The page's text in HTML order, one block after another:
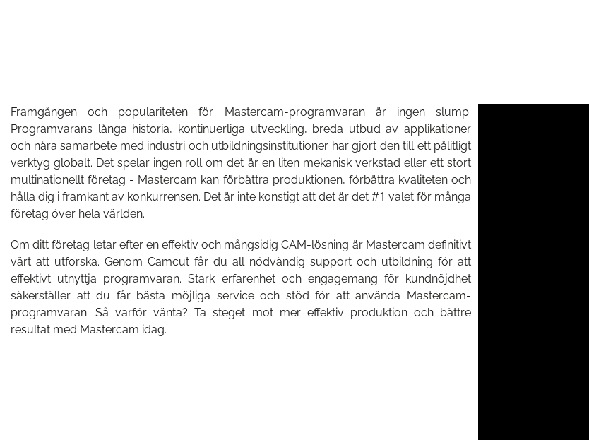
Framgången och populariteten för Mastercam-programvaran är ingen slump.
Programvarans långa historia, kontinuerliga utveckling, breda utbud av applikationer
och nära samarbete med industri och utbildningsinstitutioner har gjort den till ett pålitligt
verktyg globalt. Det spelar ingen roll om det är en liten mekanisk verkstad eller ett stort
multinationellt företag - Mastercam kan förbättra produktionen, förbättra kvaliteten och
hålla dig i framkant av konkurrensen. Det är inte konstigt att det är det #1 valet för många
företag över hela världen.
Om ditt företag letar efter en effektiv och mångsidig CAM-lösning är Mastercam definitivt
värt att utforska. Genom Camcut får du all nödvändig support och utbildning för att
effektivt utnyttja programvaran. Stark erfarenhet och engagemang för kundnöjdhet
säkerställer att du får bästa möjliga service och stöd för att använda Mastercam-
programvaran. Så varför vänta? Ta steget mot mer effektiv produktion och bättre
resultat med Mastercam idag.